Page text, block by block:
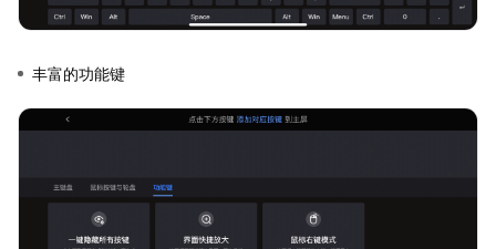
丰富的功能键